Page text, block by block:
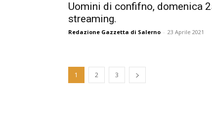
Uomini di confifno, domenica
streaming.
Redazione Gazzetta di Salerno - 23 Aprile 2021
1 2 3